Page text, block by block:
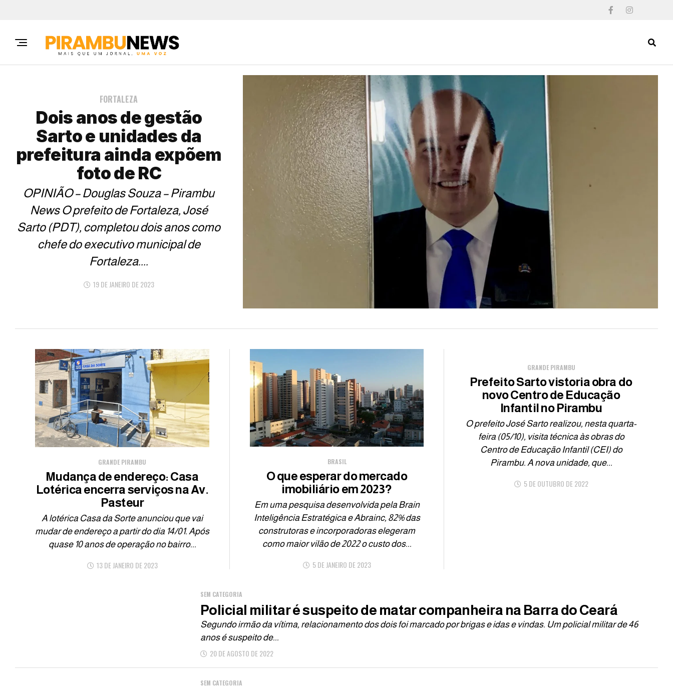
FORTALEZA
Dois anos de gestão
Sarto e unidades da
prefeitura ainda expõem
foto de RC
OPINIÃO – Douglas Souza – Pirambu
News O prefeito de Fortaleza, José
Sarto (PDT), completou dois anos como
chefe do executivo municipal de
Fortaleza....
19 DE JANEIRO DE 2023
GRANDE PIRAMBU
Mudança de endereço: Casa
Lotérica encerra serviços na Av.
Pasteur
A lotérica Casa da Sorte anunciou que vai
mudar de endereço a partir do dia 14/01. Após
quase 10 anos de operação no bairro...
13 DE JANEIRO DE 2023
BRASIL
O que esperar do mercado
imobiliário em 2023?
Em uma pesquisa desenvolvida pela Brain
Inteligência Estratégica e Abrainc, 82% das
construtoras e incorporadoras elegeram
como maior vilão de 2022 o custo dos...
5 DE JANEIRO DE 2023
GRANDE PIRAMBU
Prefeito Sarto vistoria obra do
novo Centro de Educação
Infantil no Pirambu
O prefeito José Sarto realizou, nesta quarta-
feira (05/10), visita técnica às obras do
Centro de Educação Infantil (CEI) do
Pirambu. A nova unidade, que...
5 DE OUTUBRO DE 2022
SEM CATEGORIA
Policial militar é suspeito de matar companheira na Barra do Ceará
Segundo irmão da vítima, relacionamento dos dois foi marcado por brigas e idas e vindas. Um policial militar de 46
anos é suspeito de...
20 DE AGOSTO DE 2022
SEM CATEGORIA